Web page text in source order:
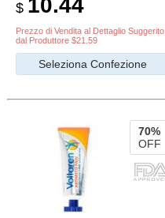
$ 10.44
Prezzo di Vendita al Dettaglio Suggerito
dal Produttore $21.59
Seleziona Confezione
70%
OFF